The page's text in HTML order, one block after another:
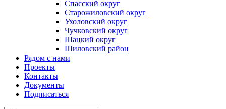
Спасский округ
Старожиловский округ
Ухоловский округ
Чучковский округ
Шацкий округ
Шиловский район
Рядом с нами
Проекты
Контакты
Документы
Подписаться